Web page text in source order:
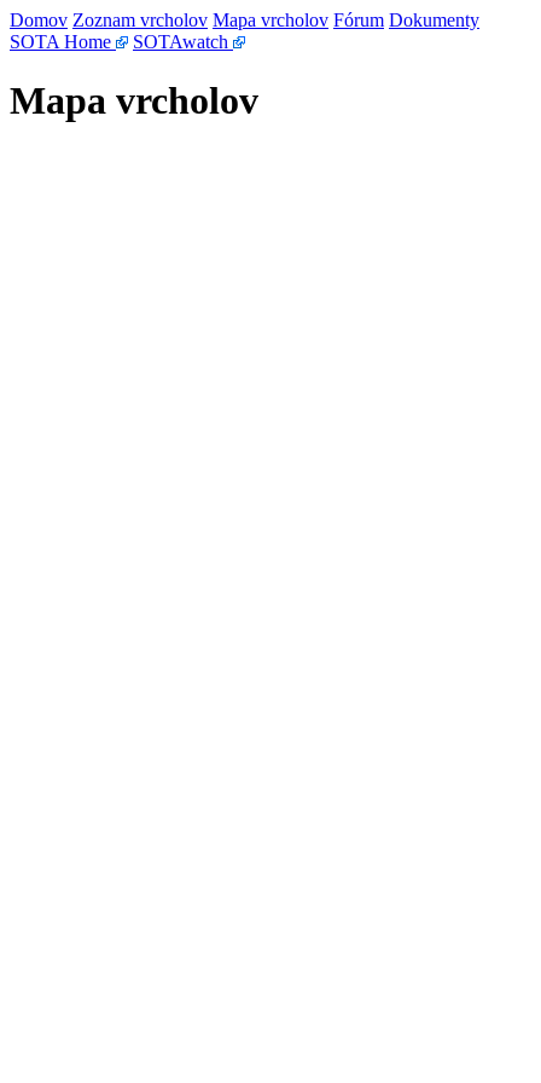
Domov Zoznam vrcholov Mapa vrcholov Fórum Dokumenty
SOTA Home
SOTAwatch
Mapa vrcholov